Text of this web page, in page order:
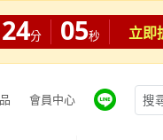
會員中心
24分 04秒 立即